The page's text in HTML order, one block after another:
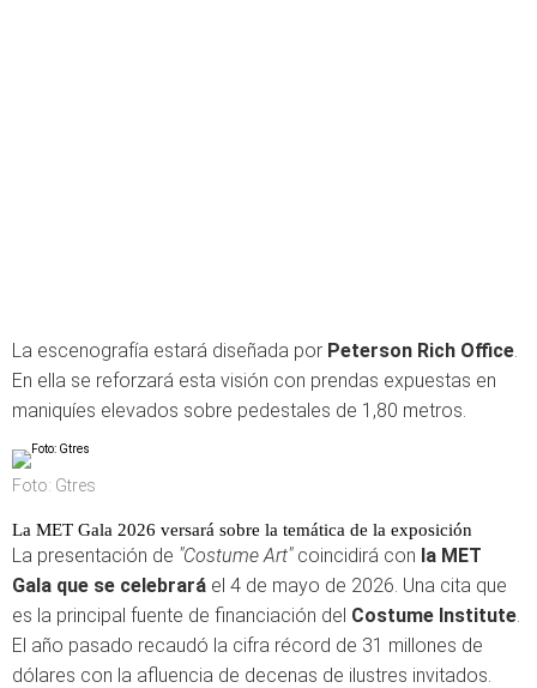
La escenografía estará diseñada por Peterson Rich Office.
En ella se reforzará esta visión con prendas expuestas en
maniquíes elevados sobre pedestales de 1,80 metros.
Foto: Gtres
La MET Gala 2026 versará sobre la temática de la exposición
La presentación de "Costume Art"coincidirá con la MET
Gala que se celebrará el 4 de mayo de 2026. Una cita que
es la principal fuente de financiación del Costume Institute.
El año pasado recaudó la cifra récord de 31 millones de
dólares con la afluencia de decenas de ilustres invitados.